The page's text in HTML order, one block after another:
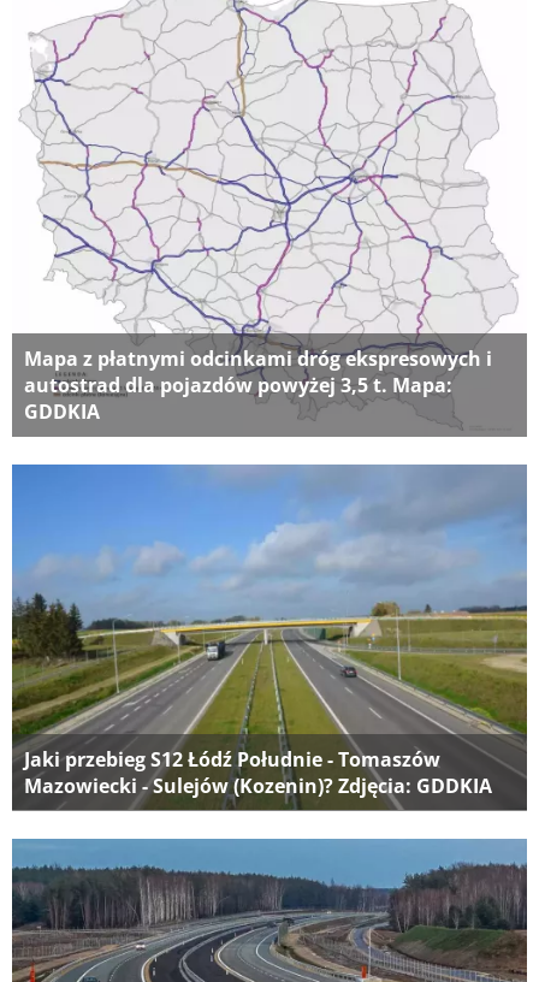
Mapa z płatnymi odcinkami dróg ekspresowych i
autostrad dla pojazdów powyżej 3,5 t. Mapa:
GDDKIA
Jaki przebieg S12 Łódź Południe - Tomaszów
Mazowiecki - Sulejów (Kozenin)? Zdjęcia: GDDKIA